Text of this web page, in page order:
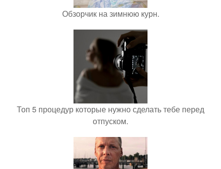
Обзорчик на зимнюю курн.
Топ 5 процедур которые нужно сделать тебе перед
отпуском.